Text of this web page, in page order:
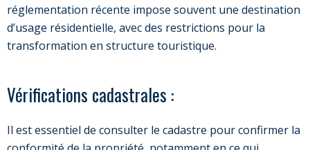
réglementation récente impose souvent une destination
d’usage résidentielle, avec des restrictions pour la
transformation en structure touristique.
Vérifications cadastrales :
Il est essentiel de consulter le cadastre pour confirmer la